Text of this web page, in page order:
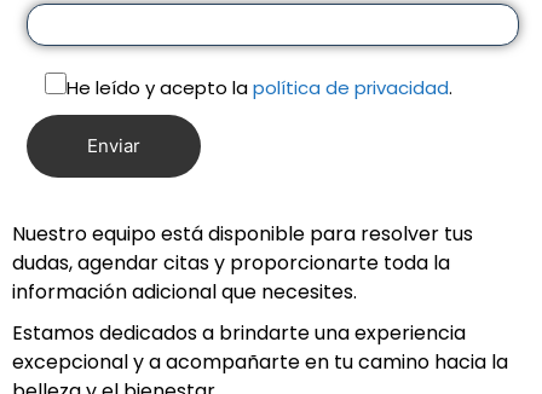
He leído y acepto lapolítica de privacidad.
Nuestro equipo está disponible para resolver tus
dudas, agendar citas y proporcionarte toda la
información adicional que necesites.
Estamos dedicados a brindarte una experiencia
excepcional y a acompañarte en tu camino hacia la